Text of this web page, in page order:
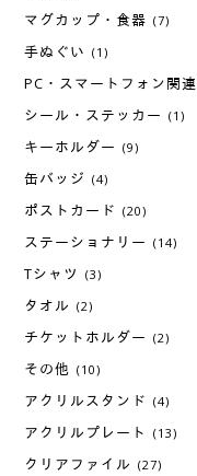
マグカップ・食器 (7)
手ぬぐい (1)
PC・スマートフォン関連
シール・ステッカー (1)
キーホルダー (9)
缶バッジ (4)
ポストカード (20)
ステーショナリー (14)
Tシャツ (3)
タオル (2)
チケットホルダー (2)
その他 (10)
アクリルスタンド (4)
アクリルプレート (13)
クリアファイル (27)